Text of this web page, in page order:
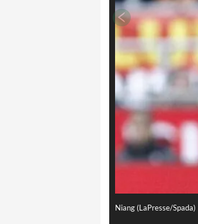
Niang (LaPresse/Spada)